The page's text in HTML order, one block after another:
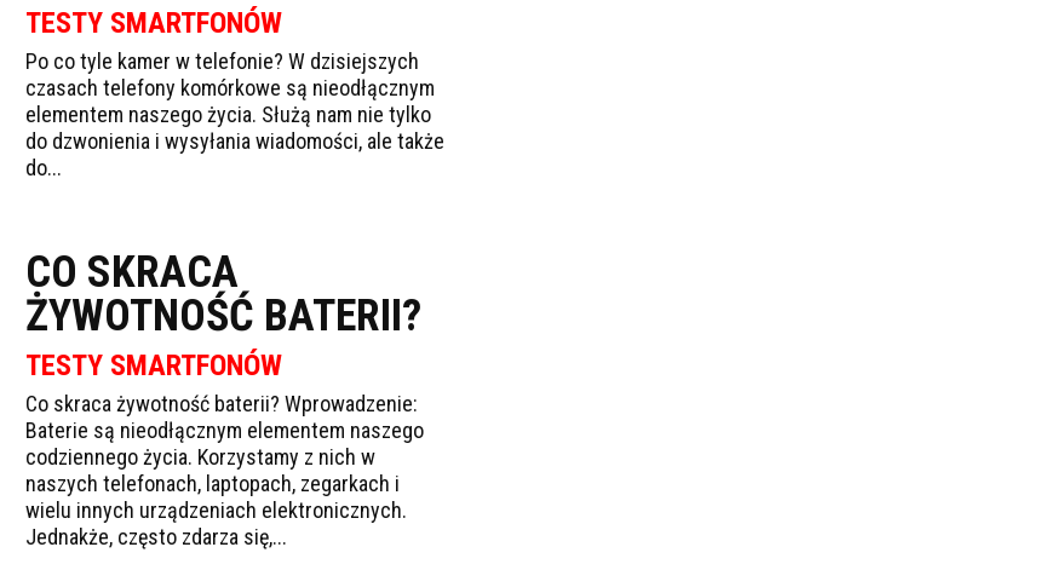
TESTY SMARTFONÓW
Po co tyle kamer w telefonie? W dzisiejszych
czasach telefony komórkowe są nieodłącznym
elementem naszego życia. Służą nam nie tylko
do dzwonienia i wysyłania wiadomości, ale także
do...
CO SKRACA
ŻYWOTNOŚĆ BATERII?
TESTY SMARTFONÓW
Co skraca żywotność baterii? Wprowadzenie:
Baterie są nieodłącznym elementem naszego
codziennego życia. Korzystamy z nich w
naszych telefonach, laptopach, zegarkach i
wielu innych urządzeniach elektronicznych.
Jednakże, często zdarza się,...